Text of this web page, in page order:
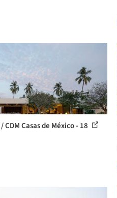
CDM Casas de México - 18